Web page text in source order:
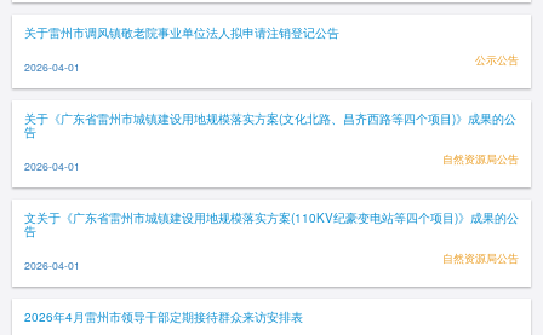
关于雷州市调风镇敬老院事业单位法人拟申请注销登记公告
2026-04-01 公示公告
关于《广东省雷州市城镇建设用地规模落实方案(文化北路、昌齐西路等四个项目)》成果的公
告
2026-04-01 自然资源局公告
文关于《广东省雷州市城镇建设用地规模落实方案(110KV纪豪变电站等四个项目)》成果的公
告
2026-04-01 自然资源局公告
2026年4月雷州市领导干部定期接待群众来访安排表